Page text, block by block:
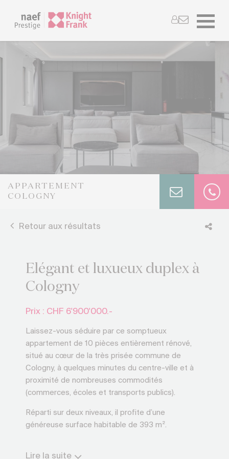
APPARTEMENT
COLOGNY
Retour aux résultats
Elégant et luxueux duplex à
Cologny
Prix : CHF 6'900'000.-
Laissez-vous séduire par ce somptueux
appartement de 10 pièces entièrement rénové,
situé au cœur de la très prisée commune de
Cologny, à quelques minutes du centre-ville et à
proximité de nombreuses commodités
(commerces, écoles et transports publics).
Réparti sur deux niveaux, il profite d’une
généreuse surface habitable de 393 m².
Lire la suite